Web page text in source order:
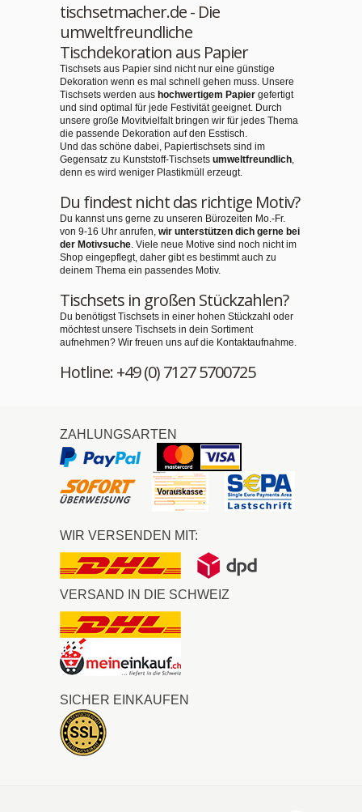
tischsetmacher.de - Die
umweltfreundliche
Tischdekoration aus Papier
Tischsets aus Papier sind nicht nur eine günstige
Dekoration wenn es mal schnell gehen muss. Unsere
Tischsets werden aus hochwertigem Papier gefertigt
und sind optimal für jede Festivität geeignet. Durch
unsere große Movitvielfalt bringen wir für jedes Thema
die passende Dekoration auf den Esstisch.
Und das schöne dabei, Papiertischsets sind im
Gegensatz zu Kunststoff-Tischsets umweltfreundlich,
denn es wird weniger Plastikmüll erzeugt.
Du findest nicht das richtige Motiv?
Du kannst uns gerne zu unseren Bürozeiten Mo.-Fr.
von 9-16 Uhr anrufen, wir unterstützen dich gerne bei
der Motivsuche. Viele neue Motive sind noch nicht im
Shop eingepflegt, daher gibt es bestimmt auch zu
deinem Thema ein passendes Motiv.
Tischsets in großen Stückzahlen?
Du benötigst Tischsets in einer hohen Stückzahl oder
möchtest unsere Tischsets in dein Sortiment
aufnehmen? Wir freuen uns auf die Kontaktaufnahme.
Hotline: +49 (0) 7127 5700725
ZAHLUNGSARTEN
WIR VERSENDEN MIT:
VERSAND IN DIE SCHWEIZ
SICHER EINKAUFEN